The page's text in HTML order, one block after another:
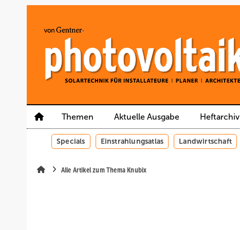
Themen Aktuelle Ausgabe Heftarchiv
Specials Einstrahlungsatlas Landwirtschaft
Alle Artikel zum Thema Knubix